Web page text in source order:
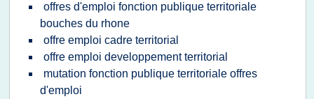
offres d'emploi fonction publique territoriale
bouches du rhone
offre emploi cadre territorial
offre emploi developpement territorial
mutation fonction publique territoriale offres
d'emploi